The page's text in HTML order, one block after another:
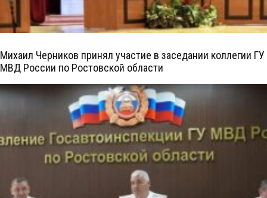
Михаил Черников принял участие в заседании коллегии ГУ
МВД России по Ростовской области